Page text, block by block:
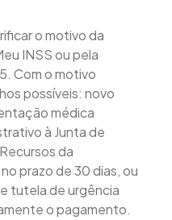
o motivo da
INSS ou pela
Com o motivo
possíveis: novo
médica
à Junta de
da
prazo de 30 dias, ou
tutela de urgência
o pagamento.